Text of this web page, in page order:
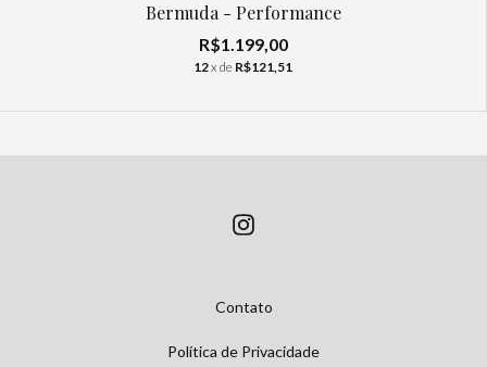
Bermuda - Performance
R$1.199,00
12x de R$121,51
Contato
Política de Privacidade